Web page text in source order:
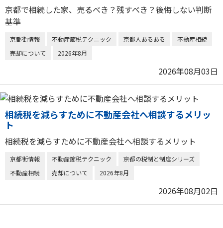
京都で相続した家、売るべき？残すべき？後悔しない判断
基準
京都街情報 不動産節税テクニック 京都人あるある
不動産相続
売却について
2026年8月
2026年08月03日
相続税を減らすために不動産会社へ相談するメリッ
ト
相続税を減らすために不動産会社へ相談するメリット
京都街情報 不動産節税テクニック
京都の税制と制度シリーズ
不動産相続
売却について 2026年8月
2026年08月02日